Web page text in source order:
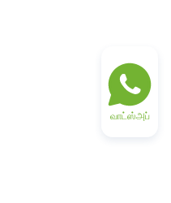
வாட்ஸ்அப்